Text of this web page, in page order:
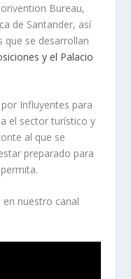
Bureau,
de Santander, así
que se desarrollan
y el Palacio
Influyentes para
el sector turístico y
al que se
preparado para
nuestro canal